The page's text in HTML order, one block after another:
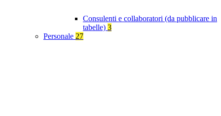
Consulenti e collaboratori (da pubblicare in
tabelle) 3
Personale 27